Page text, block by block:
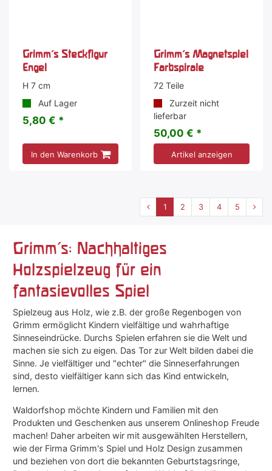
Grimm's Steckfigur
Engel
H 7 cm
Auf Lager
5,80 € *
In den Warenkorb
Grimm's Magnetspiel
Farbspirale
72 Teile
Zurzeit nicht
lieferbar
50,00 € *
Artikel anzeigen
1 2 3 4 5
Grimm's: Nachhaltiges
Holzspielzeug für ein
fantasievolles Spiel
Spielzeug aus Holz, wie z.B. der große Regenbogen von
Grimm ermöglicht Kindern vielfältige und wahrhaftige
Sinneseindrücke. Durchs Spielen erfahren sie die Welt und
machen sie sich zu eigen. Das Tor zur Welt bilden dabei die
Sinne. Je vielfältiger und "echter" die Sinneserfahrungen
sind, desto vielfältiger kann sich das Kind entwickeln,
lernen.
Waldorfshop möchte Kindern und Familien mit den
Produkten und Geschenken aus unserem Onlineshop Freude
machen! Daher arbeiten wir mit ausgewählten Herstellern,
wie der Firma Grimm's Spiel und Holz Design zusammen
und beziehen von dort die bekannten Geburtstagsringe,